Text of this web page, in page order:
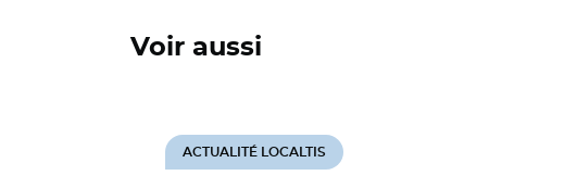
Voir aussi
ACTUALITÉ LOCALTIS